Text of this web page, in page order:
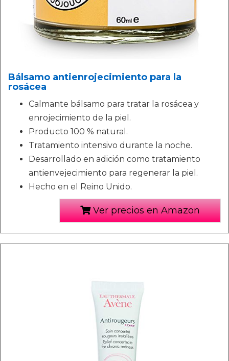
Bálsamo antienrojecimiento para la
rosácea
Calmante bálsamo para tratar la rosácea y
enrojecimiento de la piel.
Producto 100 % natural.
Tratamiento intensivo durante la noche.
Desarrollado en adición como tratamiento
antienvejecimiento para regenerar la piel.
Hecho en el Reino Unido.
Ver precios en Amazon